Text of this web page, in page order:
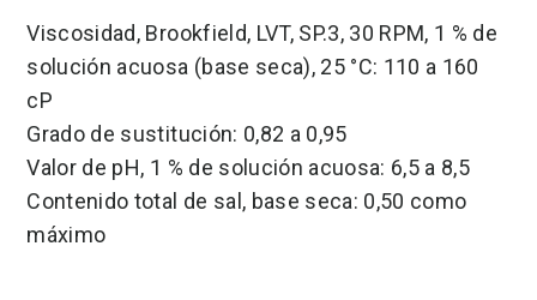
Viscosidad, Brookfield, LVT, SP.3, 30 RPM, 1 % de
solución acuosa (base seca), 25 °C: 110 a 160
cP
Grado de sustitución: 0,82 a 0,95
Valor de pH, 1 % de solución acuosa: 6,5 a 8,5
Contenido total de sal, base seca: 0,50 como
máximo